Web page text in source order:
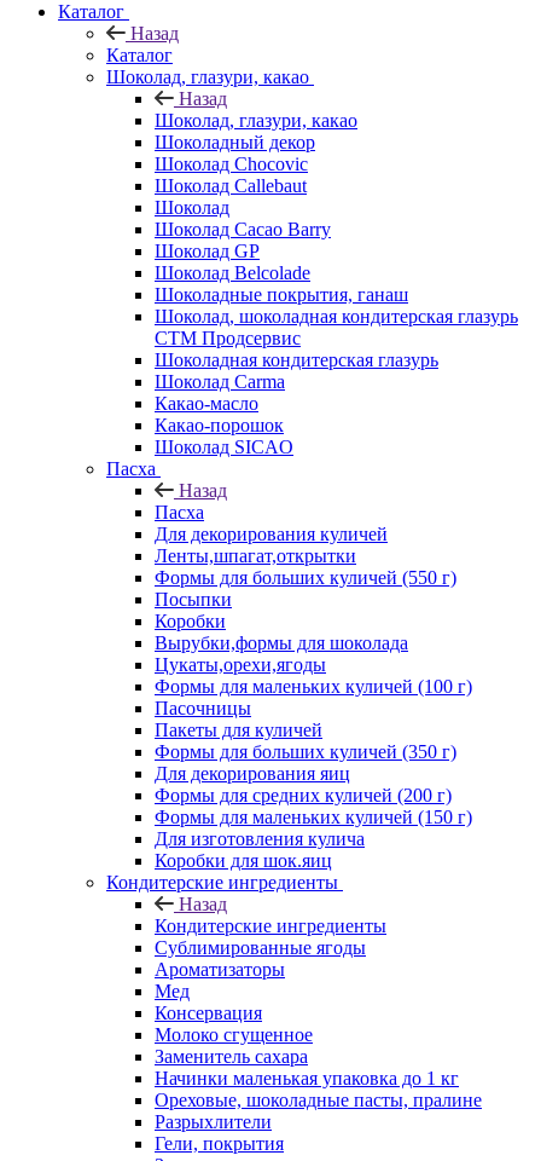
Каталог
Назад
Каталог
Шоколад, глазури, какао
Назад
Шоколад, глазури, какао
Шоколадный декор
Шоколад Chocovic
Шоколад Callebaut
Шоколад
Шоколад Cacao Barry
Шоколад GP
Шоколад Belcolade
Шоколадные покрытия, ганаш
Шоколад, шоколадная кондитерская глазурь
СТМ Продсервис
Шоколадная кондитерская глазурь
Шоколад Carma
Какао-масло
Какао-порошок
Шоколад SICAO
Пасха
Назад
Пасха
Для декорирования куличей
Ленты,шпагат,открытки
Формы для больших куличей (550 г)
Посыпки
Коробки
Вырубки,формы для шоколада
Цукаты,орехи,ягоды
Формы для маленьких куличей (100 г)
Пасочницы
Пакеты для куличей
Формы для больших куличей (350 г)
Для декорирования яиц
Формы для средних куличей (200 г)
Формы для маленьких куличей (150 г)
Для изготовления кулича
Коробки для шок.яиц
Кондитерские ингредиенты
Назад
Кондитерские ингредиенты
Сублимированные ягоды
Ароматизаторы
Мед
Консервация
Молоко сгущенное
Заменитель сахара
Начинки маленькая упаковка до 1 кг
Ореховые, шоколадные пасты, пралине
Разрыхлители
Гели, покрытия